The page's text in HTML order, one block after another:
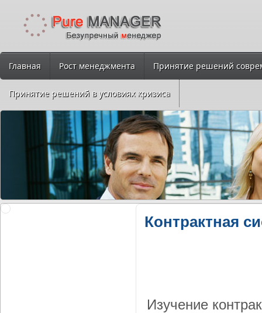
Главная Рост менеджмента Принятие решений
Принятие решений в условиях кризиса
Контрактная
Изучение